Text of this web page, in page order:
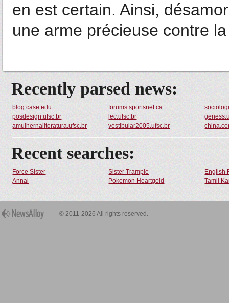
en est certain. Ainsi,
une arme précieuse contre
Recently parsed news:
blog.case.edu forums.sportsnet.ca
posdesign.ufsc.br
lec.ufsc.br
amulhernaliteratura.ufsc.br
vestibular2005.ufsc.br
Recent searches:
Force Sister Sister Trample
English
Annal
Pokemon Heartgold Tamil
© 2011-2026 All rights reserved.